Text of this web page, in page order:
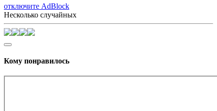
отключите AdBlock
Несколько случайных
Кому понравилось